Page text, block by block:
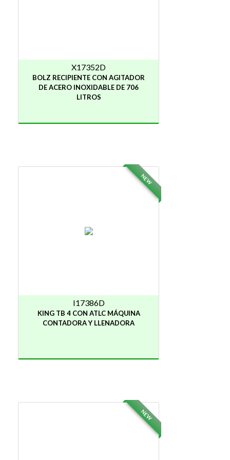
X17352D
BOLZ RECIPIENTE CON AGITADOR
DE ACERO INOXIDABLE DE 706
LITROS
NEW
I17386D
KING TB 4 CON ATLC MÁQUINA
CONTADORA Y LLENADORA
NEW